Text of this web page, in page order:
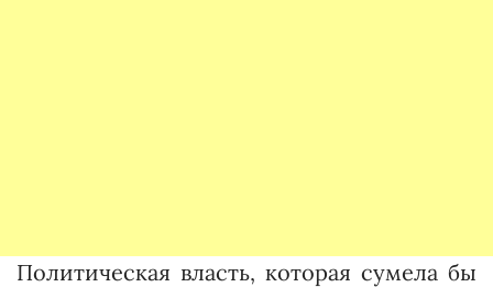
Политическая власть, которая сумела бы